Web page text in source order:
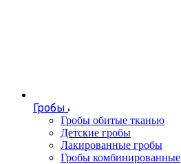
Гробы
Гробы обитые тканью
Детские гробы
Лакированные гробы
Гробы комбинированные